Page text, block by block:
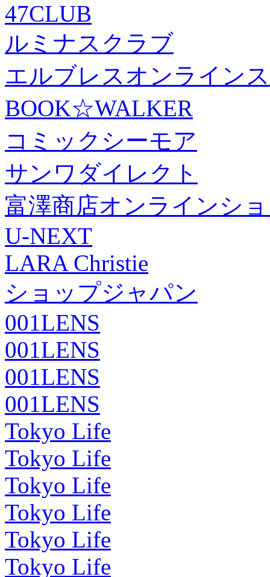
47CLUB
ルミナスクラブ
エルブレスオンライン
BOOK☆WALKER
コミックシーモア
サンワダイレクト
富澤商店オンラインシ
U-NEXT
LARA Christie
ショップジャパン
001LENS
001LENS
001LENS
001LENS
Tokyo Life
Tokyo Life
Tokyo Life
Tokyo Life
Tokyo Life
Tokyo Life